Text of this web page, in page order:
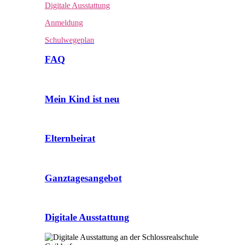
Digitale Ausstattung
Anmeldung
Schulwegeplan
FAQ
Mein Kind ist neu
Elternbeirat
Ganztagesangebot
Digitale Ausstattung